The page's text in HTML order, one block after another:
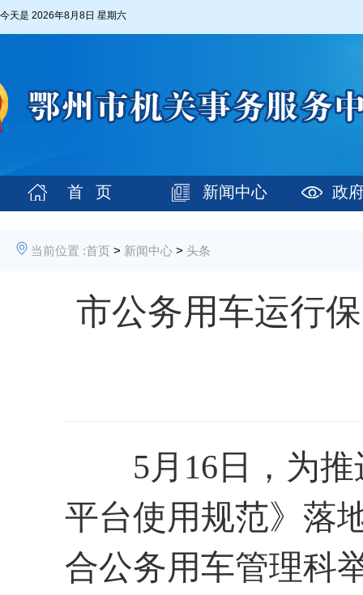
今天是 2026年8月8日 星期六
首 页 新闻中心 政
当前位置 :首页 > 新闻中心 > 头条
市公务用车运行
5月16日，为
平台使用规范》落
合公务用车管理科